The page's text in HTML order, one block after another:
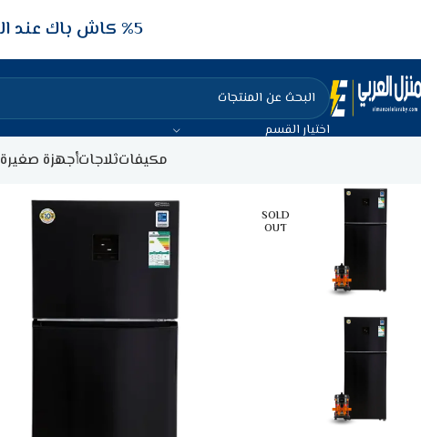
5‎% كاش باك عند الدفع عن طريق الفيزا البنكيه
اختيار القسم
مكيفاتثلاجاتأجهزة صغيرة
SOLD
OUT